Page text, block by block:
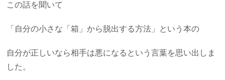
この話を聞いて
「自分の小さな「箱」から脱出する方法」という本の
自分が正しいなら相手は悪になるという言葉を思い出しま
した。